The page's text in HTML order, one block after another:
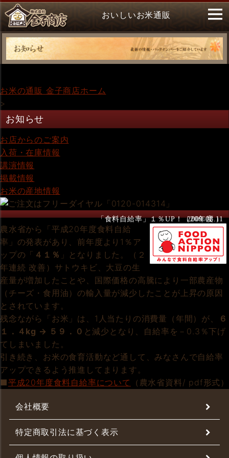
おいしいお米通販
お米の通販 金子商店ホーム
>
お知らせ
お店からのご案内
入荷・在庫情報
講演情報
掲載情報
お米の産地情報
「食料自給率」１％UP！（20年度 ）
2009.08.11
農水省から「平成20年度食料自給
率」の発表があり、前年度より1％ア
ップの「 ４１％ 」となりました。（２
年連続 改善）サトウキビ、大豆の生
産量が増加したことや、国際価格の高騰により一部農産物
（チーズ・食用油）の輸入量が減少したことが上昇の原因
とされています。
残念ながら「お米」は、1人当たりの消費量（年間）が、
６
１．４kg → ５９．０ と減少となり、自給率を－0.3％下げ
てしまいました。
引き続き、お米の食育活動など通して、みなさんで自給率
アップできるよう推進してまります。
■平成20年度食料自給率について （農水省資料/ pdf形式）
会社概要
特定商取引法に基づく表示